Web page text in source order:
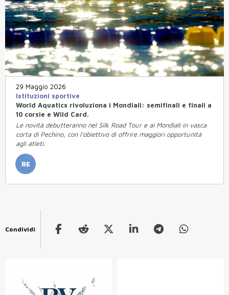
29 Maggio 2026
Istituzioni sportive
World Aquatics rivoluziona i Mondiali: semifinali e finali a
10 corsie e Wild Card.
Le novità debutteranno nel Silk Road Tour e ai Mondiali in vasca
corta di Pechino, con l'obiettivo di offrire maggiori opportunità
agli atleti.
RE
Condividi